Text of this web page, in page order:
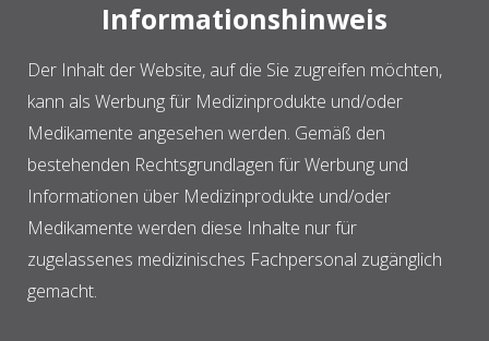
Weitere Informationen
Informationshinweis
Der Inhalt der Website, auf die Sie zugreifen möchten,
kann als Werbung für Medizinprodukte und/oder
Medikamente angesehen werden. Gemäß den
bestehenden Rechtsgrundlagen für Werbung und
Informationen über Medizinprodukte und/oder
Medikamente werden diese Inhalte nur für
zugelassenes medizinisches Fachpersonal zugänglich
gemacht.